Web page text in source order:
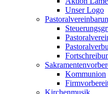
Unser Logo
Kommunion
Kirchenmusik